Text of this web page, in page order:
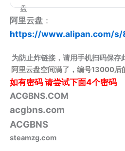
阿里云盘 ：
https://www.alipan.com/s/
为防止炸链接，请用手机扫码保存
阿里云盘空间满了，编号13000后
如有密码请尝试下面4个密码
ACGBNS.COM
acgbns.com
ACGBNS
steamzg.com